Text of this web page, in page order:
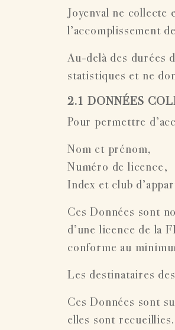
Joyenval ne collecte
l’accomplissement
Au-delà des durées
statistiques et ne
2.1 DONNÉES
Pour permettre
Nom et prénom,
Numéro de licence,
Index et club
Ces Données sont
d’une licence de la
conforme au
Les destinataires
Ces Données sont
elles sont recueillies.